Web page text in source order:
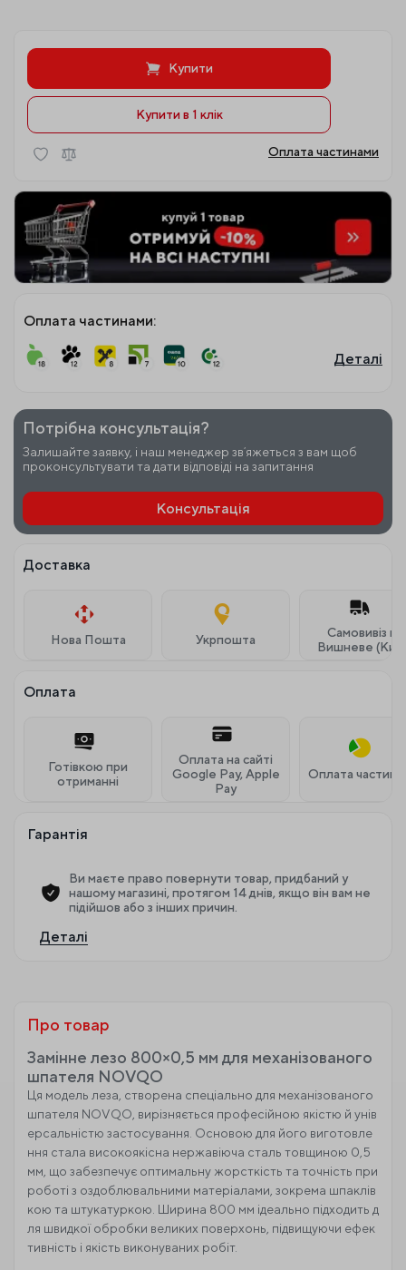
Купити
Купити в 1 клiк
Оплата частинами
Оплата частинами:
Деталі
Потрібна консультація?
Залишайте заявку, і наш менеджер звʼяжеться з вам щоб
проконсультувати та дати відповіді на запитання
Консультація
Доставка
Нова Пошта Укрпошта
Самовивіз м.
Вишневе
Оплата
Готівкою при
отриманні
Оплата на сайті
Google Pay, Apple
Pay
Оплата
Гарантія
Ви маєте право повернути товар, придбаний у
нашому магазині, протягом 14 днів, якщо він вам не
підійшов або з інших причин.
Деталі
Про товар
Замінне лезо 800×0,5 мм для механізованого
шпателя NOVQO
Ця модель леза, створена спеціально для механізованого
шпателя NOVQO, вирізняється професійною якістю й унів
ерсальністю застосування. Основою для його виготовле
ння стала високоякісна нержавіюча сталь товщиною 0,5
мм, що забезпечує оптимальну жорсткість та точність при
роботі з оздоблювальними матеріалами, зокрема шпаклів
кою та штукатуркою. Ширина 800 мм ідеально підходить д
ля швидкої обробки великих поверхонь, підвищуючи ефек
тивність і якість виконуваних робіт.